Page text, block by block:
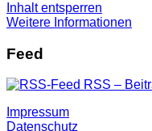
Inhalt entsperren
Weitere Informationen
Feed
RSS –
Impressum
Datenschutz